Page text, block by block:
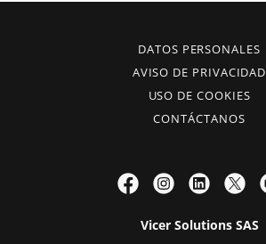
DATOS PERSONALES
AVISO DE PRIVACIDAD
USO DE COOKIES
CONTÁCTANOS
Vicer Solutions SAS